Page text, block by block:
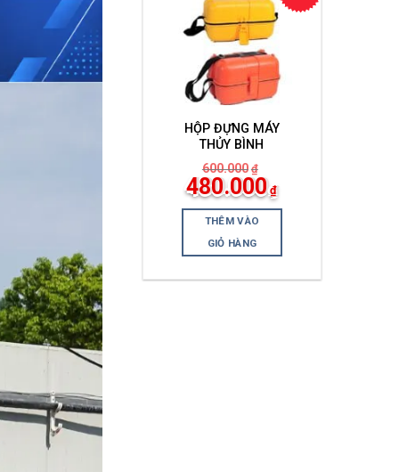
HỘP ĐỰNG MÁY
THỦY BÌNH
600.000 ₫
Giá
gốc
là:
600.000₫.
480.000 ₫hiện
tại
THÊM VÀO
GIỎ HÀNG